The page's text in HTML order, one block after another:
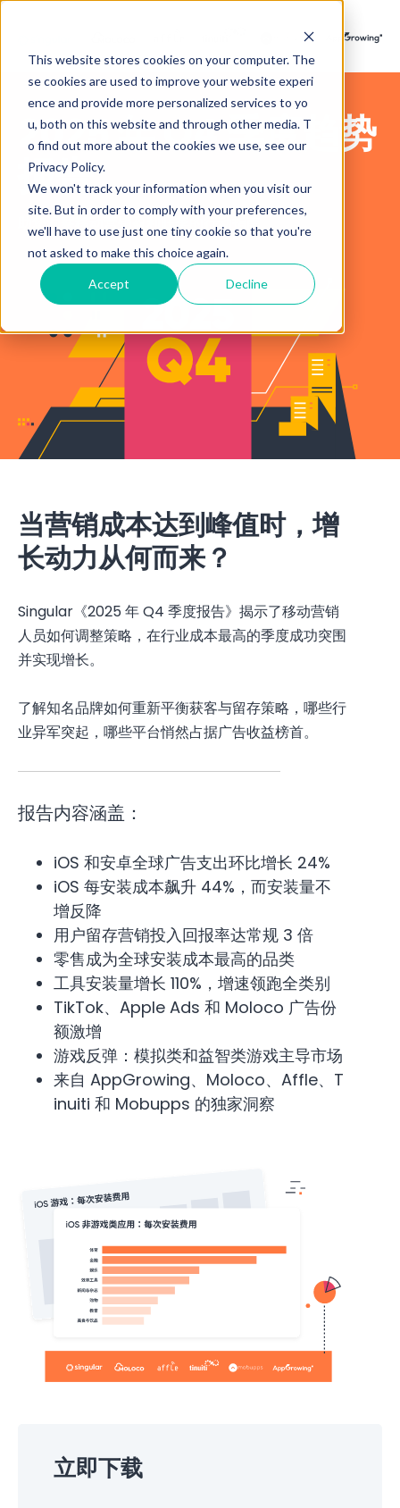
This website stores cookies on your computer. The
se cookies are used to improve your website experi
ence and provide more personalized services to yo
u, both on this website and through other media. T
o find out more about the cookies we use, see our
Privacy Policy.
We won't track your information when you visit our
site. But in order to comply with your preferences,
we'll have to use just one tiny cookie so that you're
not asked to make this choice again.
Accept Decline
2025 年 Q4 季度趋势
报告
助您洞察移动营销盈利旺季的行动指南
当营销成本达到峰值时，增
长动力从何而来？
Singular《2025 年 Q4 季度报告》揭示了移动营销
人员如何调整策略，在行业成本最高的季度成功突围
并实现增长。
了解知名品牌如何重新平衡获客与留存策略，哪些行
业异军突起，哪些平台悄然占据广告收益榜首。
报告内容涵盖：
iOS 和安卓全球广告支出环比增长 24%
iOS 每安装成本飙升 44%，而安装量不
增反降
用户留存营销投入回报率达常规 3 倍
零售成为全球安装成本最高的品类
工具安装量增长 110%，增速领跑全类别
TikTok、Apple Ads 和 Moloco 广告份
额激增
游戏反弹：模拟类和益智类游戏主导市场
来自 AppGrowing、Moloco、Affle、T
inuiti 和 Mobupps 的独家洞察
立即下载